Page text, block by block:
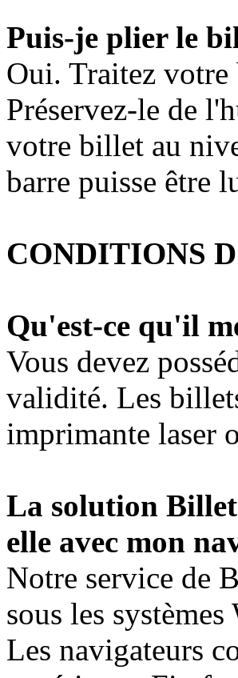
Puis-je plier le
Oui. Traitez
Préservez-le de
votre billet au
barre puisse être
CONDITIONS
Qu'est-ce qu'il
Vous devez
validité. Les
imprimante laser
La solution
elle avec mon
Notre service de
sous les
Les navigateurs